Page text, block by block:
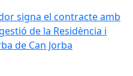
signa el contracte amb
signa el contracte amb
de la Residència i
de Can Jorba